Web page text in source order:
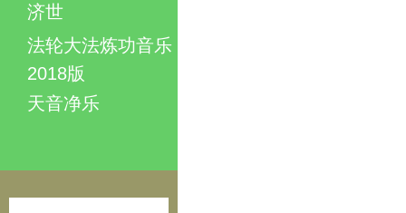
济世
法轮大法炼功音乐
2018版
天音净乐